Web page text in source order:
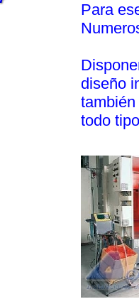
Para
diseño
todo